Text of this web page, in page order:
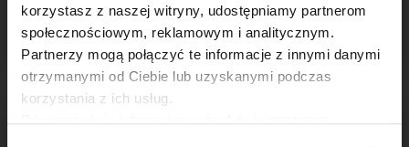
korzystasz z naszej witryny, udostępniamy partnerom
społecznościowym, reklamowym i analitycznym.
Partnerzy mogą połączyć te informacje z innymi danymi
otrzymanymi od Ciebie lub uzyskanymi podczas
korzystania z ich usług.
pianki z czekoladą
z airfryer
×